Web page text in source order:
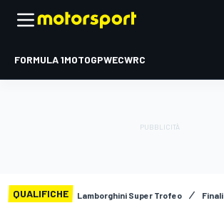
FORMULA 1MOTOGPWECWRC
QUALIFICHE Lamborghini Super Trofeo